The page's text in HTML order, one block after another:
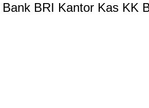
Bank BRI Kantor Kas KK